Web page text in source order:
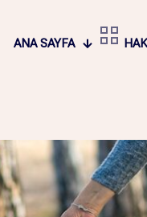
ANA SAYFA